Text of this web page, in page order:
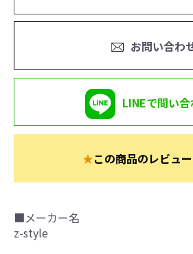
お問い合わ
LINEで問い
★この商品のレビュ
■メーカー名
z-style